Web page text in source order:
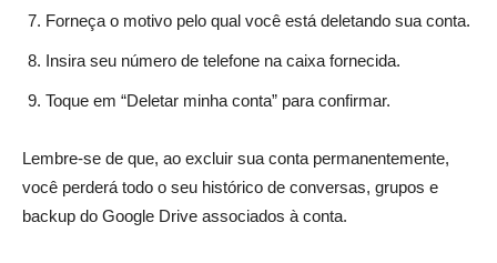
Forneça o motivo pelo qual você está deletando sua conta.
Insira seu número de telefone na caixa fornecida.
Toque em “Deletar minha conta” para confirmar.
Lembre-se de que, ao excluir sua conta permanentemente,
você perderá todo o seu histórico de conversas, grupos e
backup do Google Drive associados à conta.